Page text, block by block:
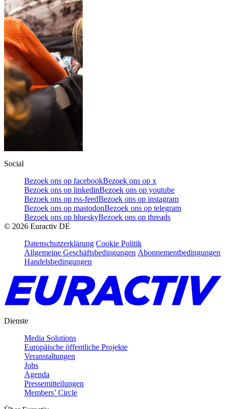
Social
Bezoek ons op facebookBezoek ons op x
Bezoek ons op linkedinBezoek ons op youtube
Bezoek ons op rss-feedBezoek ons op instagram
Bezoek ons op mastodonBezoek ons op telegram
Bezoek ons op blueskyBezoek ons op threads
© 2026 Euractiv DE
Datenschutzerklärung Cookie Politik
Allgemeine Geschäftsbedingungen Abonnementbedingungen
Handelsbedingungen
Dienste
Media Solutions
Europäische öffentliche Projekte
Veranstaltungen
Jobs
Agenda
Pressemitteilungen
Members’ Circle